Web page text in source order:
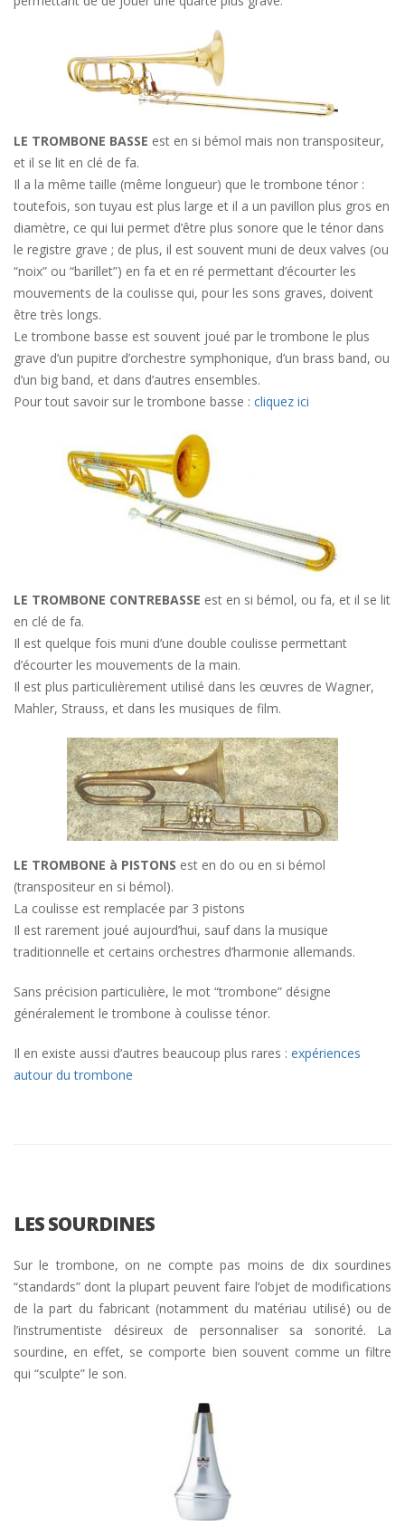
LE TROMBONE BASSE est en si bémol mais non transpositeur,
et il se lit en clé de fa.
Il a la même taille (même longueur) que le trombone ténor :
toutefois, son tuyau est plus large et il a un pavillon plus gros en
diamètre, ce qui lui permet d’être plus sonore que le ténor dans
le registre grave ; de plus, il est souvent muni de deux valves (ou
“noix” ou “barillet”) en fa et en ré permettant d’écourter les
mouvements de la coulisse qui, pour les sons graves, doivent
être très longs.
Le trombone basse est souvent joué par le trombone le plus
grave d’un pupitre d’orchestre symphonique, d’un brass band, ou
d’un big band, et dans d’autres ensembles.
Pour tout savoir sur le trombone basse : cliquez ici
LE TROMBONE CONTREBASSE est en si bémol, ou fa, et il se lit
en clé de fa.
Il est quelque fois muni d’une double coulisse permettant
d’écourter les mouvements de la main.
Il est plus particulièrement utilisé dans les œuvres de Wagner,
Mahler, Strauss, et dans les musiques de film.
LE TROMBONE à PISTONS est en do ou en si bémol
(transpositeur en si bémol).
La coulisse est remplacée par 3 pistons
Il est rarement joué aujourd’hui, sauf dans la musique
traditionnelle et certains orchestres d’harmonie allemands.
Sans précision particulière, le mot “trombone” désigne
généralement le trombone à coulisse ténor.
Il en existe aussi d’autres beaucoup plus rares : expériences
autour du trombone
LES SOURDINES
Sur le trombone, on ne compte pas moins de dix sourdines
“standards” dont la plupart peuvent faire l’objet de modifications
de la part du fabricant (notamment du matériau utilisé) ou de
l’instrumentiste désireux de personnaliser sa sonorité. La
sourdine, en effet, se comporte bien souvent comme un filtre
qui “sculpte” le son.